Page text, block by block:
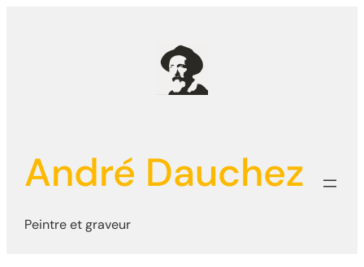
André Dauchez
Peintre et graveur